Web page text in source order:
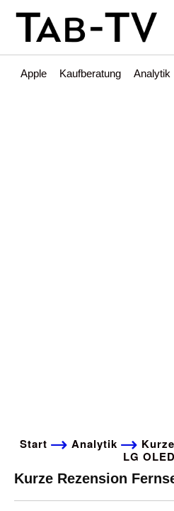
Apple Kaufberatung Analytik
Start Analytik
LG
Kurze Rezension